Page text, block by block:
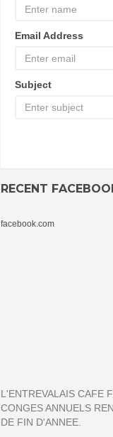
Email Address
Subject
RECENT
facebook.com
L'ENTREVALAIS CAFE
CONGES ANNUELS
DE FIN D'ANNEE.